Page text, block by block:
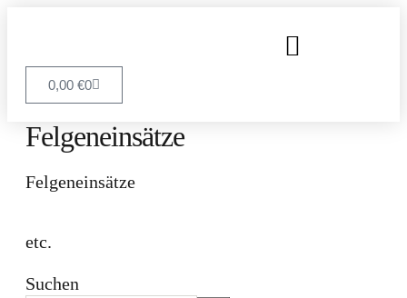
0,00 €0
Felgeneinsätze
Felgeneinsätze
etc.
Suchen